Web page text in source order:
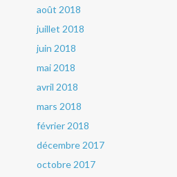
août 2018
juillet 2018
juin 2018
mai 2018
avril 2018
mars 2018
février 2018
décembre 2017
octobre 2017